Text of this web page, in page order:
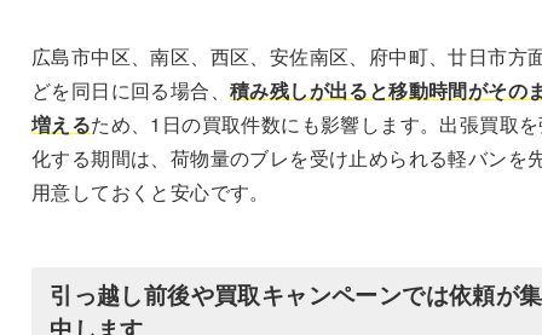
広島市中区、南区、西区、安佐南区、府中町、廿日市方
どを同日に回る場合、 積み残しが出ると移動時間がその
増えるため、1日の買取件数にも影響します。出張買取
化する期間は、荷物量のブレを受け止められる軽バンを
用意しておくと安心です。
引っ越し前後や買取キャンペーンでは依頼が集
中します